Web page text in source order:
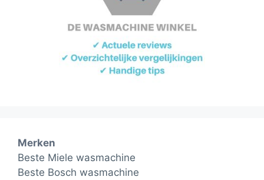
Merken
Beste Miele wasmachine
Beste Bosch wasmachine